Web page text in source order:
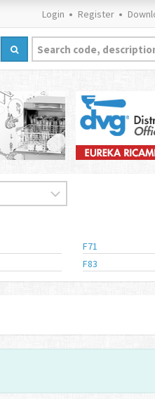
Login Register
F71
F83